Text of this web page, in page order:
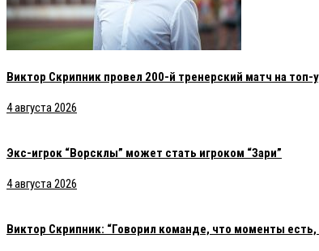
Виктор Скрипник провел 200-й тренерский матч на топ-
4 августа 2026
Экс-игрок “Ворсклы” может стать игроком “Зари”
4 августа 2026
Виктор Скрипник: “Говорил команде, что моменты